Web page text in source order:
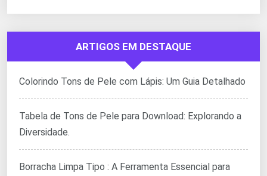
ARTIGOS EM DESTAQUE
Colorindo Tons de Pele com Lápis: Um Guia Detalhado
Tabela de Tons de Pele para Download: Explorando a
Diversidade.
Borracha Limpa Tipo : A Ferramenta Essencial para